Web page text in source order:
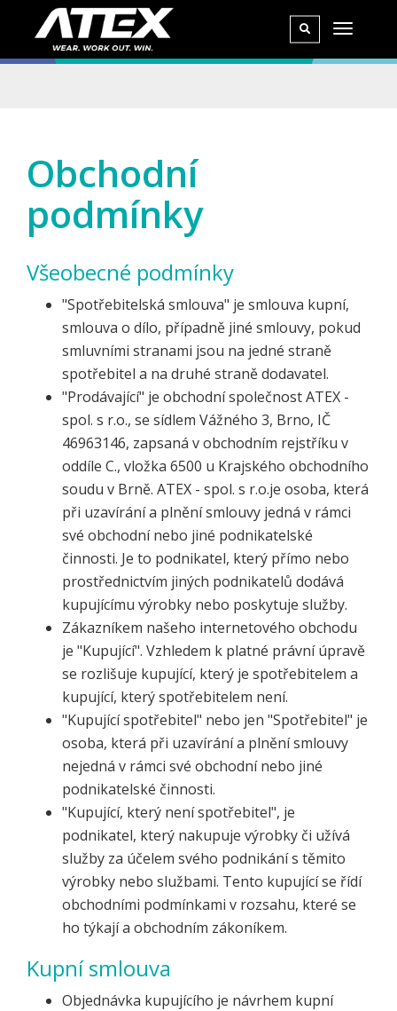
Obchodní
podmínky
Všeobecné podmínky
"Spotřebitelská smlouva" je smlouva kupní,
smlouva o dílo, případně jiné smlouvy, pokud
smluvními stranami jsou na jedné straně
spotřebitel a na druhé straně dodavatel.
"Prodávající" je obchodní společnost ATEX -
spol. s r.o., se sídlem Vážného 3, Brno, IČ
46963146, zapsaná v obchodním rejstříku v
oddíle C., vložka 6500 u Krajského obchodního
soudu v Brně. ATEX - spol. s r.o.je osoba, která
při uzavírání a plnění smlouvy jedná v rámci
své obchodní nebo jiné podnikatelské
činnosti. Je to podnikatel, který přímo nebo
prostřednictvím jiných podnikatelů dodává
kupujícímu výrobky nebo poskytuje služby.
Zákazníkem našeho internetového obchodu
je "Kupující". Vzhledem k platné právní úpravě
se rozlišuje kupující, který je spotřebitelem a
kupující, který spotřebitelem není.
"Kupující spotřebitel" nebo jen "Spotřebitel" je
osoba, která při uzavírání a plnění smlouvy
nejedná v rámci své obchodní nebo jiné
podnikatelské činnosti.
"Kupující, který není spotřebitel", je
podnikatel, který nakupuje výrobky či užívá
služby za účelem svého podnikání s těmito
výrobky nebo službami. Tento kupující se řídí
obchodními podmínkami v rozsahu, které se
ho týkají a obchodním zákoníkem.
Kupní smlouva
Objednávka kupujícího je návrhem kupní